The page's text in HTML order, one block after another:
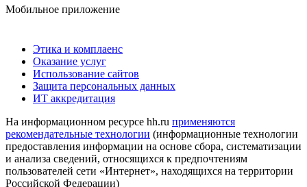
Мобильное приложение
Этика и комплаенс
Оказание услуг
Использование сайтов
Защита персональных данных
ИТ аккредитация
На информационном ресурсе hh.ru применяются
рекомендательные технологии (информационные технологии
предоставления информации на основе сбора, систематизации
и анализа сведений, относящихся к предпочтениям
пользователей сети «Интернет», находящихся на территории
Российской Федерации)